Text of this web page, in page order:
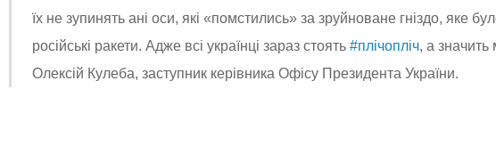
їх не зупинять ані оси, які «помстились» за зруйноване гніздо, яке
російські ракети. Адже всі українці зараз стоять #плічопліч, а
Олексій Кулеба, заступник керівника Офісу Президента України.